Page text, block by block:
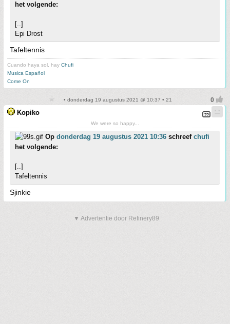
het volgende:
[..]
Epi Drost
Tafeltennis
Cuando haya sol, hay Chufi
Musica Español
Come On
• donderdag 19 augustus 2021 @ 10:37 • 21
Kopiko
We were so happy...
Op donderdag 19 augustus 2021 10:36 schreef chufi
het volgende:
[..]
Tafeltennis
Sjinkie
▼ Advertentie door Refinery89